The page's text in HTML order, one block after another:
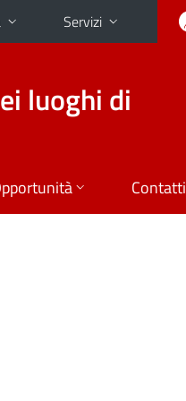
Servizi
luoghi di
Contatti